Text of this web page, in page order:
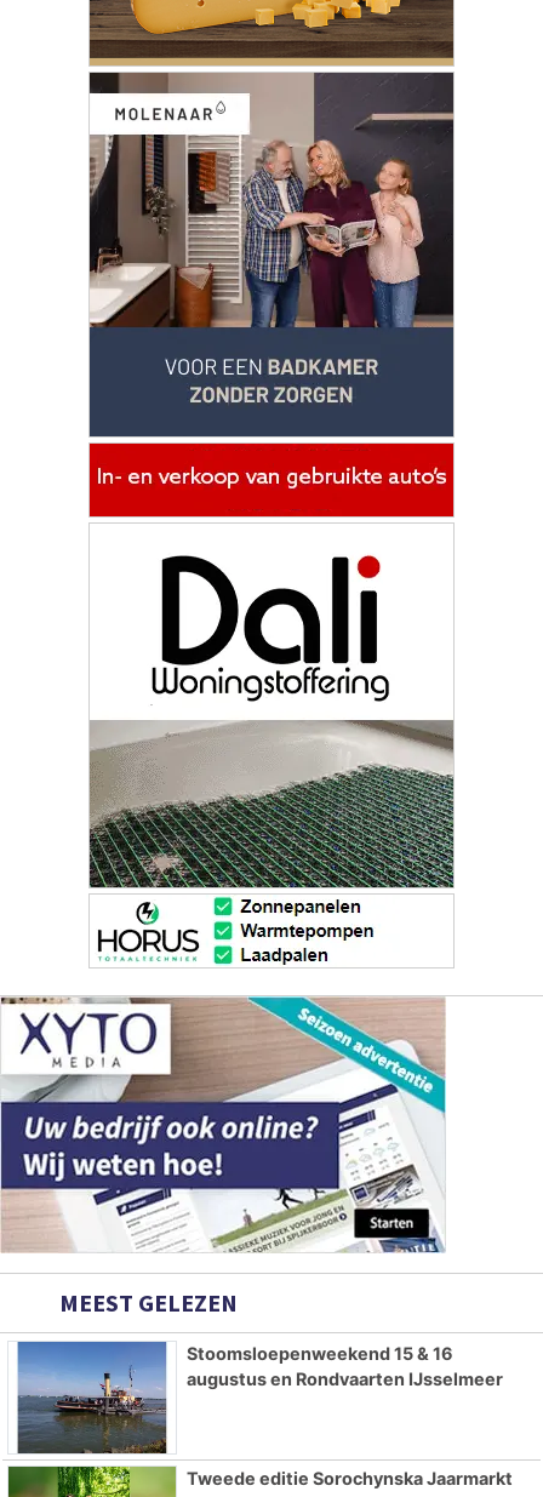
MEEST GELEZEN
Stoomsloepenweekend 15 & 16
augustus en Rondvaarten IJsselmeer
Tweede editie Sorochynska Jaarmarkt